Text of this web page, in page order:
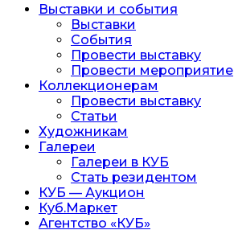
Выставки и события
Выставки
События
Провести выставку
Провести мероприятие
Коллекционерам
Провести выставку
Статьи
Художникам
Галереи
Галереи в КУБ
Стать резидентом
КУБ — Аукцион
Куб.Маркет
Агентство «КУБ»